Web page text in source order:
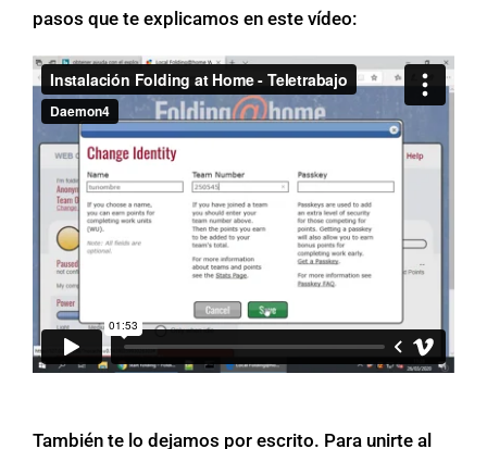
pasos que te explicamos en este vídeo:
También te lo dejamos por escrito. Para unirte al